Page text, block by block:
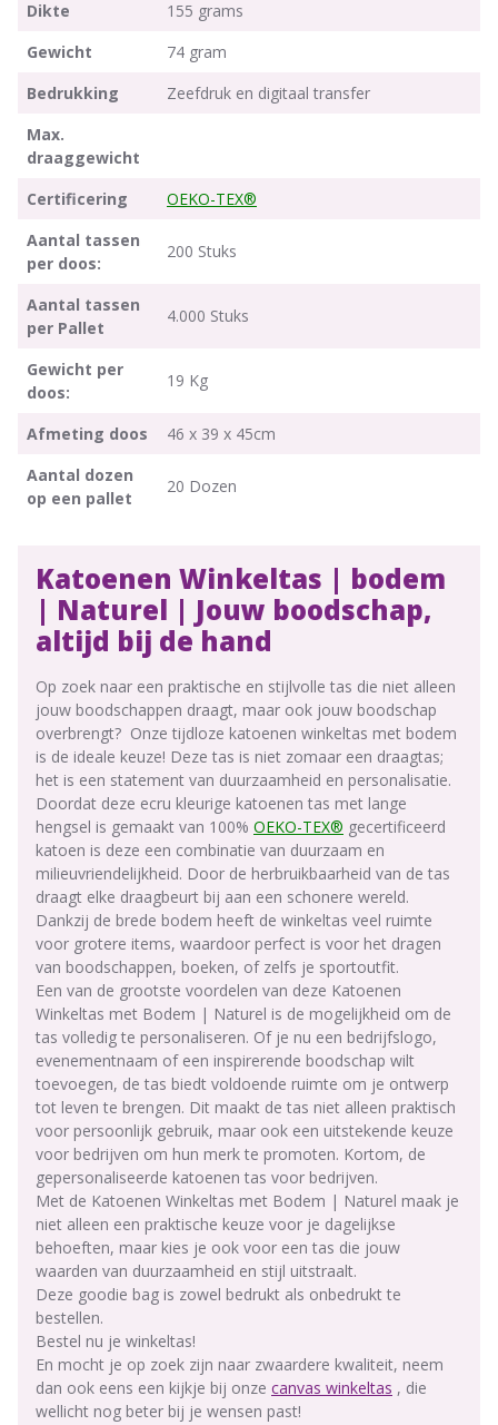
Dikte
155 grams
Gewicht
74 gram
Bedrukking
Zeefdruk en digitaal transfer
Max.
draaggewicht
Certificering
OEKO-TEX®
Aantal tassen
per doos:
200 Stuks
Aantal tassen
per Pallet
4.000 Stuks
Gewicht per
doos:
19 Kg
Afmeting doos
46 x 39 x 45cm
Aantal dozen
op een pallet
20 Dozen
Katoenen Winkeltas | bodem
| Naturel | Jouw boodschap,
altijd bij de hand
Op zoek naar een praktische en stijlvolle tas die niet alleen
jouw boodschappen draagt, maar ook jouw boodschap
overbrengt? Onze tijdloze katoenen winkeltas met bodem
is de ideale keuze! Deze tas is niet zomaar een draagtas;
het is een statement van duurzaamheid en personalisatie.
Doordat deze ecru kleurige katoenen tas met lange
hengsel is gemaakt van 100% OEKO-TEX® gecertificeerd
katoen is deze een combinatie van duurzaam en
milieuvriendelijkheid. Door de herbruikbaarheid van de tas
draagt elke draagbeurt bij aan een schonere wereld.
Dankzij de brede bodem heeft de winkeltas veel ruimte
voor grotere items, waardoor perfect is voor het dragen
van boodschappen, boeken, of zelfs je sportoutfit.
Een van de grootste voordelen van deze Katoenen
Winkeltas met Bodem | Naturel is de mogelijkheid om de
tas volledig te personaliseren. Of je nu een bedrijfslogo,
evenementnaam of een inspirerende boodschap wilt
toevoegen, de tas biedt voldoende ruimte om je ontwerp
tot leven te brengen. Dit maakt de tas niet alleen praktisch
voor persoonlijk gebruik, maar ook een uitstekende keuze
voor bedrijven om hun merk te promoten. Kortom, de
gepersonaliseerde katoenen tas voor bedrijven.
Met de Katoenen Winkeltas met Bodem | Naturel maak je
niet alleen een praktische keuze voor je dagelijkse
behoeften, maar kies je ook voor een tas die jouw
waarden van duurzaamheid en stijl uitstraalt.
Deze goodie bag is zowel bedrukt als onbedrukt te
bestellen.
Bestel nu je winkeltas!
En mocht je op zoek zijn naar zwaardere kwaliteit, neem
dan ook eens een kijkje bij onze canvas winkeltas , die
wellicht nog beter bij je wensen past!